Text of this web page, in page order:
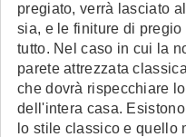
pregiato, verrà lasciato
sia, e le finiture di pregio
tutto. Nel caso in cui la
parete attrezzata
che dovrà rispecchiare
dell'intera casa.
lo stile classico e quello